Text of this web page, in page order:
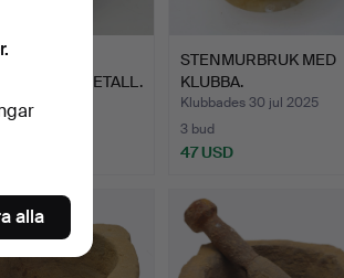
I
METALL.
31 jul 2025
STENMURBRUK MED
KLUBBA.
Klubbades 30 jul 2025
3 bud
47 USD
alla